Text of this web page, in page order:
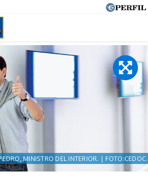
MINISTRO DEL INTERIOR. | FOTO:CEDOC.